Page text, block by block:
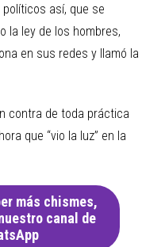
políticos así, que se
la ley de los hombres,
en sus redes y llamó la
contra de toda práctica
que “vio la luz” en la
más chismes,
canal de